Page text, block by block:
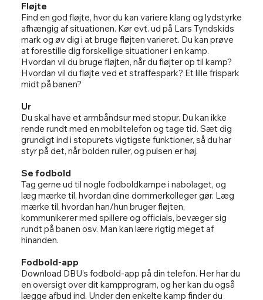
Fløjte
Find en god fløjte, hvor du kan variere klang og lydstyrke
afhængig af situationen. Kør evt. ud på Lars Tyndskids
mark og øv dig i at bruge fløjten varieret. Du kan prøve
at forestille dig forskellige situationer i en kamp.
Hvordan vil du bruge fløjten, når du fløjter op til kamp?
Hvordan vil du fløjte ved et straffespark? Et lille frispark
midt på banen?
Ur
Du skal have et armbåndsur med stopur. Du kan ikke
rende rundt med en mobiltelefon og tage tid. Sæt dig
grundigt ind i stopurets vigtigste funktioner, så du har
styr på det, når bolden ruller, og pulsen er høj.
Se fodbold
Tag gerne ud til nogle fodboldkampe i nabolaget, og
læg mærke til, hvordan dine dommerkolleger gør. Læg
mærke til, hvordan han/hun bruger fløjten,
kommunikerer med spillere og officials, bevæger sig
rundt på banen osv. Man kan lære rigtig meget af
hinanden.
Fodbold-app
Download DBU’s fodbold-app på din telefon. Her har du
en oversigt over dit kampprogram, og her kan du også
lægge afbud ind. Under den enkelte kamp finder du